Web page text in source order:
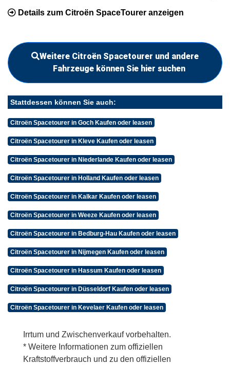
Details zum Citroën SpaceTourer anzeigen
Weitere Citroën Spacetourer und andere
Fahrzeuge können Sie hier suchen
Stattdessen können Sie auch:
Citroën Spacetourer in Goch Kaufen oder leasen
Citroën Spacetourer in Kleve Kaufen oder leasen
Citroën Spacetourer in Niederlande Kaufen oder leasen
Citroën Spacetourer in Holland Kaufen oder leasen
Citroën Spacetourer in Kalkar Kaufen oder leasen
Citroën Spacetourer in Weeze Kaufen oder leasen
Citroën Spacetourer in Bedburg-Hau Kaufen oder leasen
Citroën Spacetourer in Nijmegen Kaufen oder leasen
Citroën Spacetourer in Hassum Kaufen oder leasen
Citroën Spacetourer in Düsseldorf Kaufen oder leasen
Citroën Spacetourer in Kevelaer Kaufen oder leasen
Irrtum und Zwischenverkauf vorbehalten.
* Weitere Informationen zum offiziellen
Kraftstoffverbrauch und zu den offiziellen